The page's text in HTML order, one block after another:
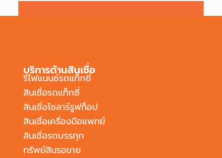
บริการด้านสินเชื่อ
รีไฟแนนซ์รถแท็กซี่
สินเชื่อรถแท็กซี่
สินเชื่อโซลาร์รูฟท็อป
สินเชื่อเครื่องมือแพทย์
สินเชื่อรถบรรทุก
ทรัพย์สินรอขาย